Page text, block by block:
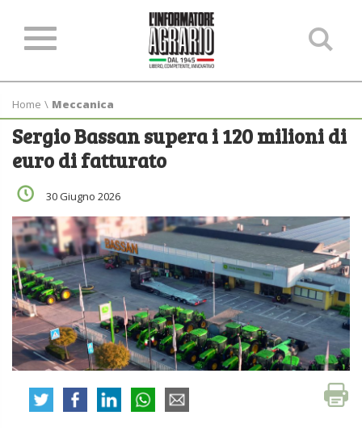
Home \ Meccanica
Sergio Bassan supera i 120 milioni di
euro di fatturato
30 Giugno 2026